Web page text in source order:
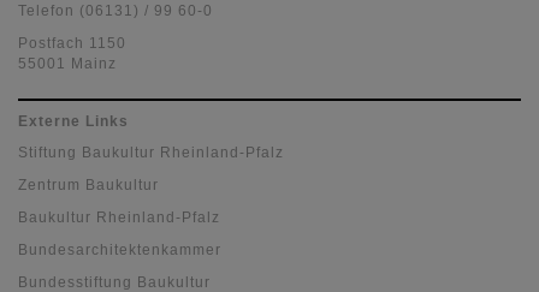
Telefon (06131) / 99 60-0
Postfach 1150
55001 Mainz
Externe Links
Stiftung Baukultur Rheinland-Pfalz
Zentrum Baukultur
Baukultur Rheinland-Pfalz
Bundesarchitektenkammer
Bundesstiftung Baukultur